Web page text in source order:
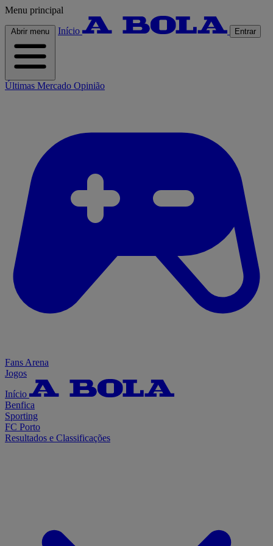
Menu principal
Abrir menu Início Entrar
Últimas Mercado Opinião
Fans Arena
Jogos
Início
Benfica
Sporting
FC Porto
Resultados e Classificações